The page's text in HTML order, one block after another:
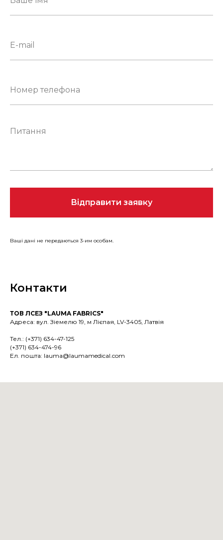
Відправити заявку
Ваші дані не передаються 3-им особам.
Контакти
ТОВ ЛСЕЗ "LAUMA FABRICS"
Адреса: вул. Зіемелю 19, м Лієпая, LV-3405, Латвія
Тел.: (+371) 634-47-125
(+371) 634-474-96
Ел. пошта: lauma@laumamedical.com